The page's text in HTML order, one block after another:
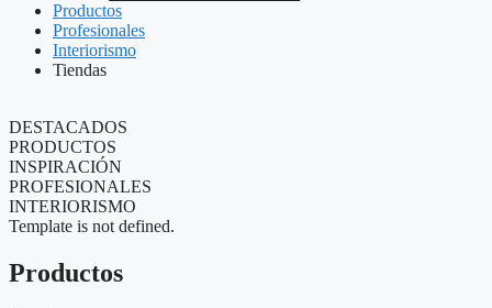
Productos
Profesionales
Interiorismo
Tiendas
DESTACADOS
PRODUCTOS
INSPIRACIÓN
PROFESIONALES
INTERIORISMO
Template is not defined.
Productos